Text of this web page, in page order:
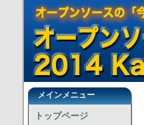
メインメニュー
トップページ